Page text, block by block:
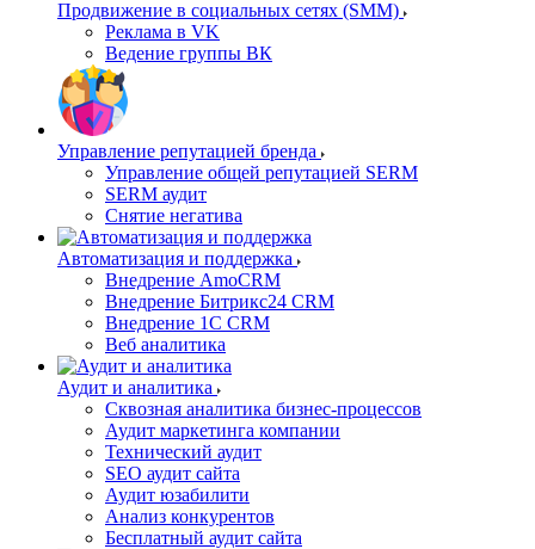
Продвижение в социальных сетях (SMM)
Реклама в VK
Ведение группы ВК
Управление репутацией бренда
Управление общей репутацией SERM
SERM аудит
Снятие негатива
Автоматизация и поддержка
Внедрение AmoCRM
Внедрение Битрикс24 CRM
Внедрение 1C CRM
Веб аналитика
Аудит и аналитика
Сквозная аналитика бизнес-процессов
Аудит маркетинга компании
Технический аудит
SEO аудит сайта
Аудит юзабилити
Анализ конкурентов
Бесплатный аудит сайта